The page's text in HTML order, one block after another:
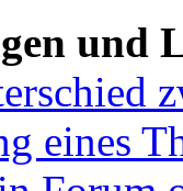
und
eines